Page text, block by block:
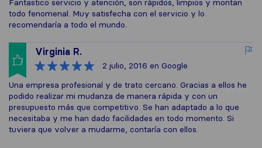
Fantastico servicio y atención, son rápidos, limpios y montan
todo fenomenal. Muy satisfecha con el servicio y lo
recomendaría a todo el mundo.
Virginia R.
2 julio, 2016 en Google
Una empresa profesional y de trato cercano. Gracias a ellos he
podido realizar mi mudanza de manera rápida y con un
presupuesto más que competitivo. Se han adaptado a lo que
necesitaba y me han dado facilidades en todo momento. Si
tuviera que volver a mudarme, contaría con ellos.